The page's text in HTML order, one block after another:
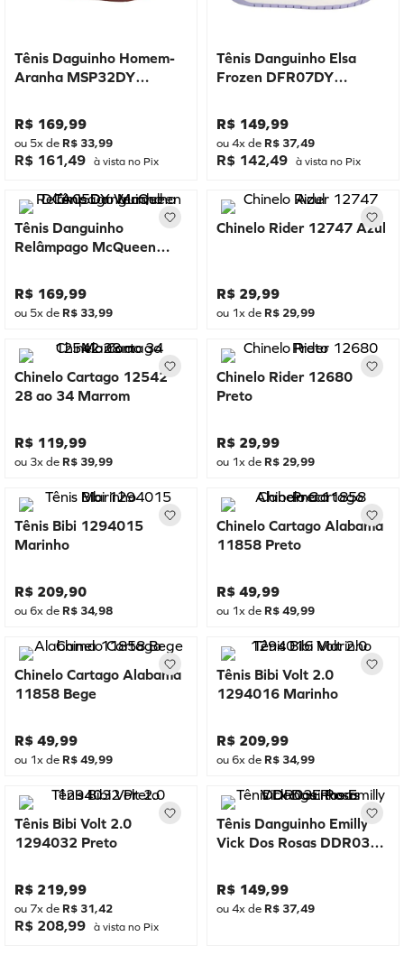
Tênis Daguinho Homem-
Aranha MSP32DY
R$ 169,99
ou 5x de R$ 33,99
R$ 161,49 à vista no Pix
Tênis Danguinho Elsa
Frozen DFR07DY
R$ 149,99
ou4x de R$ 37,49
R$ 142,49 à vista no Pix
Tênis Danguinho
Relâmpago McQueen
R$ 169,99
ou 5x de R$ 33,99
Chinelo Rider 12747 Azul
R$ 29,99
ou 1x de R$ 29,99
Chinelo Cartago 12542
28 ao 34 Marrom
R$ 119,99
ou 3x de R$ 39,99
Chinelo Rider 12680
Preto
R$ 29,99
ou 1x de R$ 29,99
Tênis Bibi 1294015
Marinho
R$ 209,90
ou6x de R$ 34,98
Chinelo Cartago Alabama
11858 Preto
R$ 49,99
ou 1x de R$49,99
Chinelo Cartago Alabama
11858 Bege
R$ 49,99
ou 1x de R$49,99
Tênis Bibi Volt 2.0
1294016 Marinho
R$ 209,99
ou6x de R$ 34,99
Tênis Bibi Volt 2.0
1294032 Preto
R$ 219,99
ou 7x de R$ 31,42
R$ 208,99 à vista no Pix
Tênis Danguinho Emilly
Vick Dos Rosas DDR03E
R$ 149,99
ou4x de R$ 37,49